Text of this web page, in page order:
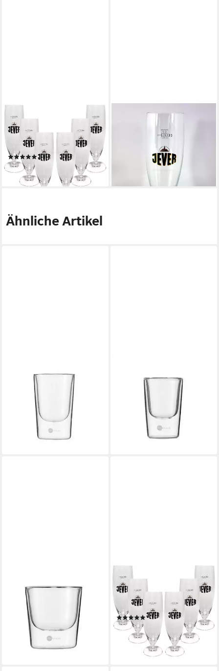
Gläser-Set Jever Bierglas
Bierpokal Glas Gläser-Set - 6x
Pilstulpen 0,3l geeich
(1)
36,79 €
lieferbar - in 2-3 Werktagen bei dir
Gläser-Set Jever Bier -
Bierkelche 6 x 0,3l
lieferbar - in 2-3 Werktagen bei dir
Ähnliche Artikel
Becher Gourmet Food &
Drinks Hot'n Cool,
Borosilikatglas, 150 ml / h:
ab 23,01 € UVP27,95 €
Drinks Hot'n Cool,
Borosilikatglas, 85 ml / h: 87
lieferbar - in 2-3 Werktagen bei dir
Becher Gourmet Food &
Drinks Hot'n Cool,
Borosilikatglas, 186 ml / h: 87
ab 22,30 € UVP26,95 €
ERPO
Gläser-Set Jever Bierglas
Bierpokal Glas Gläser-Set - 6x
Pilstulpen 0,2l geeich
(1)
33,91 €
lieferbar - in 2-3 Werktagen bei dir